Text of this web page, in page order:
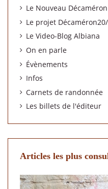
Le Nouveau Décaméron
Le projet
Le Video-Blog Albiana
On en parle
Évènements
Infos
Carnets de randonnée
Les billets de l'éditeur
Articles les plus